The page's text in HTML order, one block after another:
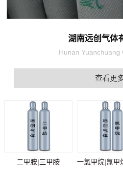
湖南远创气体
Hunan Yuanchuang
查看更
二甲胺|三甲胺